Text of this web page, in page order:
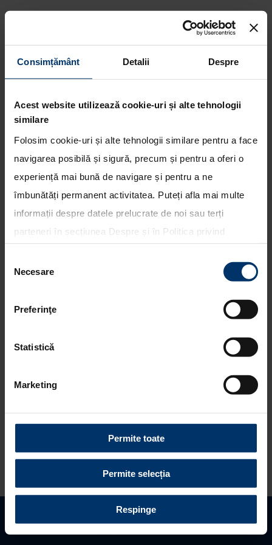
Consimțământ Detalii Despre
Acest website utilizează cookie-uri și alte tehnologii
similare
Folosim cookie-uri și alte tehnologii similare pentru a face
navigarea posibilă și sigură, precum și pentru a oferi o
experiență mai bună de navigare și pentru a ne
îmbunătăți permanent activitatea. Puteți afla mai multe
informații despre datele prelucrate de noi sau terți
parteneri în secțiunea Despre și în Politica privind
toate cookie-urile, una sau mai multe categorii sau să
corespunzător. Fac excepție cookie-urile necesare, care
sunt activate automat, conform legislației în vigoare.
consimțământului
Necesare
Preferinţe
Statistică
Marketing
Permite toate
Permite selecția
Respinge
Hyundai i20 inregistreaza
rezultate remarcabile in cadrul
testului comparativ realizat de
revista germana Auto Zeitung
Hyundai i20 a castigat in cadrul
testului realizat de publicatia
Zeitungdin Germania, la categoriile
„Confort” si „Dinamica”
trei cilindri, a fost apreciat pentru
performantele obtinute